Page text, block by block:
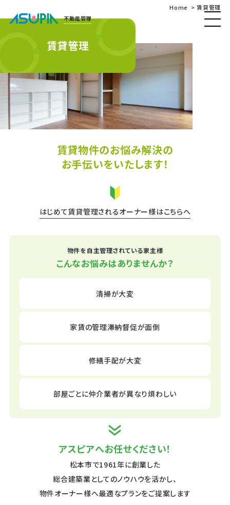
不動産管理
Home 賃貸管理
賃貸管理
賃貸物件のお悩み解決の
お手伝いをいたします！
はじめて賃貸管理されるオーナー様はこちらへ
物件を自主管理されている家主様
こんなお悩みはありませんか？
清掃が大変
家賃の管理滞納督促が面倒
修繕手配が大変
部屋ごとに仲介業者が異なり煩わしい
アスピアへお任せください！
松本市で1961年に創業した
総合建築業としてのノウハウを活かし、
物件オーナー様へ最適なプランをご提案します